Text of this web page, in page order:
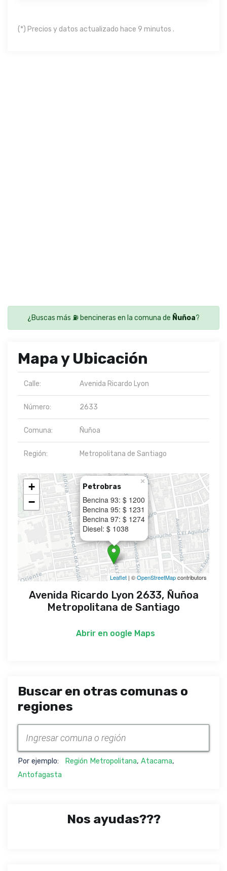
(*) Precios y datos actualizado hace 9 minutos .
¿Buscas más ⛽ bencineras en la comuna de Ñuñoa?
Mapa y Ubicación
Calle: Avenida Ricardo Lyon
Número: 2633
Comuna: Ñuñoa
Región: Metropolitana de Santiago
Petrobras
Bencina 93: $ 1200
Bencina 95: $ 1231
Bencina 97: $ 1274
Diesel: $ 1038
×
+
−
Leaflet | ©OpenStreetMapcontributors
Avenida Ricardo Lyon 2633, Ñuñoa
Metropolitana de Santiago
Abrir en oogle Maps
Buscar en otras comunas o
regiones
Por ejemplo: Región Metropolitana, Atacama,
Antofagasta
Nos ayudas???